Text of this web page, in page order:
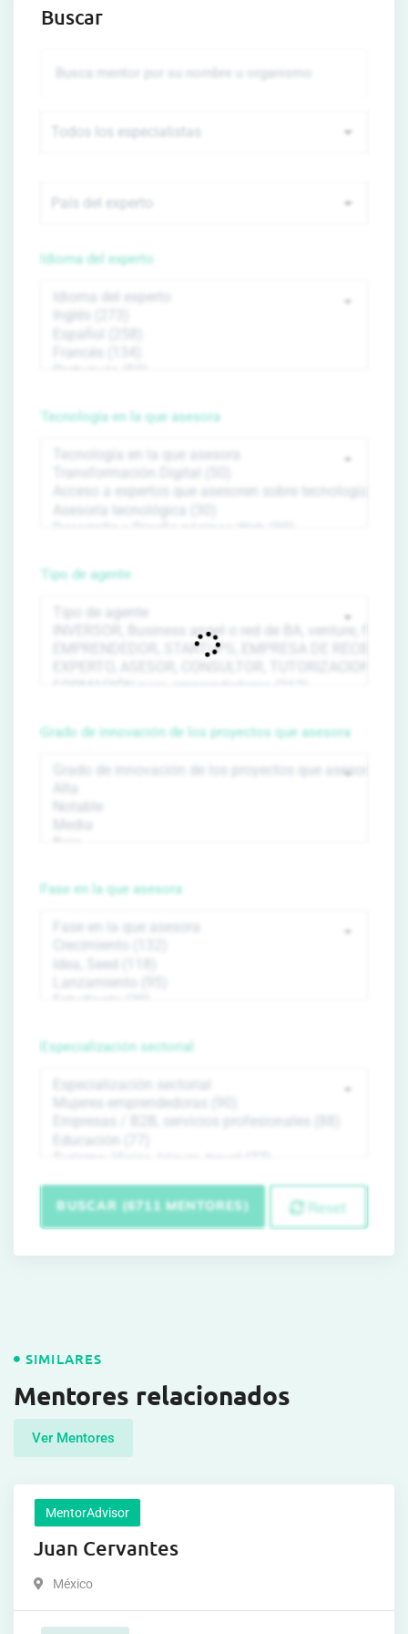
Buscar
Idioma del experto
Tecnología en la que asesora
Tipo de agente
Grado de innovación de los proyectos que asesora
Fase en la que asesora
Especialización sectorial
BUSCAR (6711 MENTORES) Reset
SIMILARES
Mentores relacionados
Ver Mentores
MentorAdvisor
Juan Cervantes
México